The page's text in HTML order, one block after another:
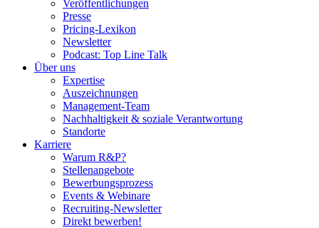
Veröffentlichungen
Presse
Pricing-Lexikon
Newsletter
Podcast: Top Line Talk
Über uns
Expertise
Auszeichnungen
Management-Team
Nachhaltigkeit & soziale Verantwortung
Standorte
Karriere
Warum R&P?
Stellenangebote
Bewerbungsprozess
Events & Webinare
Recruiting-Newsletter
Direkt bewerben!